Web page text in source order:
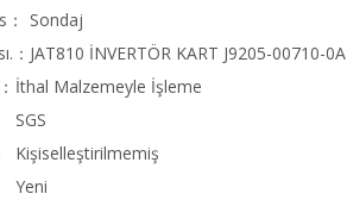
Sondaj
： JAT810 İNVERTÖR KART J9205-00710-0A
İthal Malzemeyle İşleme
SGS
Kişiselleştirilmemiş
Yeni